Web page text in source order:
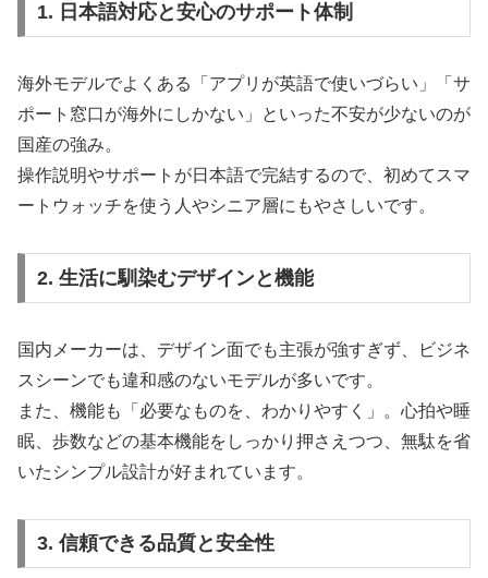
1. 日本語対応と安心のサポート体制
海外モデルでよくある「アプリが英語で使いづらい」「サ
ポート窓口が海外にしかない」といった不安が少ないのが
国産の強み。
操作説明やサポートが日本語で完結するので、初めてスマ
ートウォッチを使う人やシニア層にもやさしいです。
2. 生活に馴染むデザインと機能
国内メーカーは、デザイン面でも主張が強すぎず、ビジネ
スシーンでも違和感のないモデルが多いです。
また、機能も「必要なものを、わかりやすく」。心拍や睡
眠、歩数などの基本機能をしっかり押さえつつ、無駄を省
いたシンプル設計が好まれています。
3. 信頼できる品質と安全性